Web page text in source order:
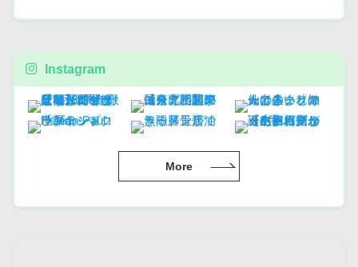
Instagram
More